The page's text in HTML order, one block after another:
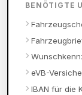
BENÖTIGTE
eVB-
IBAN für die